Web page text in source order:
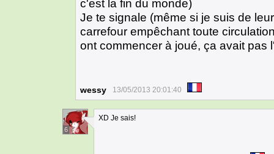
c'est la fin du monde)
Je te signale (même si je suis de
carrefour empêchant toute
ont commencer à joué, ça avait pas
wessy 13/05/2013 20:01:40
6
XD Je sais!